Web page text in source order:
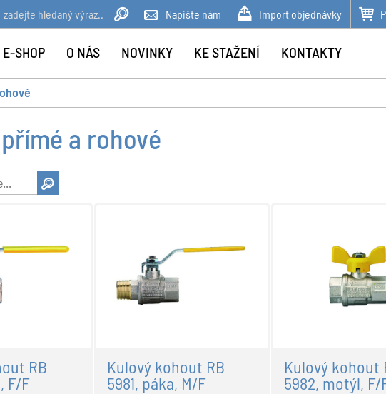
a rohové
RB
F/F
Kulový kohout RB
5981, páka, M/F
Kulový kohout
5982, motýl, F/
Napište nám Import objednávky
SHOP O NÁS NOVINKY KE STAŽENÍ KONTAKTY